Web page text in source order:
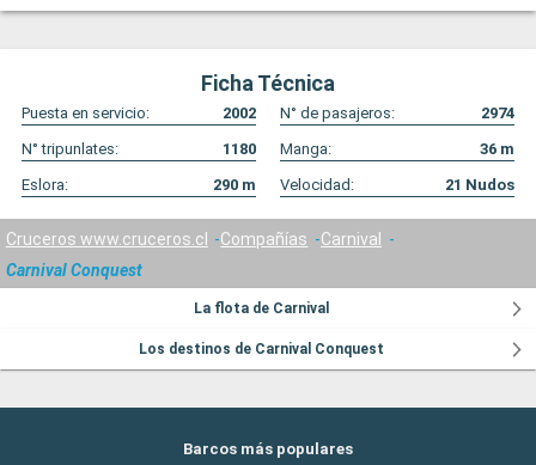
Ficha Técnica
Puesta en servicio: 2002 N° de pasajeros:
2974
N° tripunlates:
1180 Manga: 36 m
Eslora:
290 m Velocidad: 21 Nudos
Cruceros www.cruceros.cl Compañías
Carnival
Carnival Conquest
La flota de Carnival
Los destinos de Carnival Conquest
Barcos más populares